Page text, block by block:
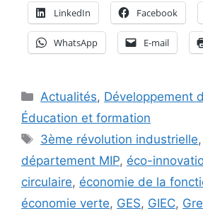
LinkedIn Facebook
WhatsApp E-mail
Catégories
Actualités, Développement
Éducation et formation
Étiquettes
3ème révolution industrielle,
département MIP, éco-
circulaire, économie de la
économie verte, GES, GIEC,